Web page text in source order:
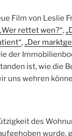
Film von Leslie
rettet wen?“,
,„Der
der
ist, wie die
uns wehren
des
wurde,